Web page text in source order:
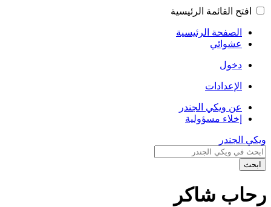
افتح القائمة الرئيسية
الصفحة الرئيسية
عشوائي
دخول
الإعدادات
عن ويكي الجندر
إخلاء مسؤولية
ويكي الجندر
ابحث
رحاب شاكر